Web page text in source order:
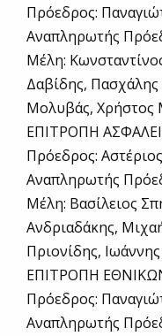
Πρόεδρος:
Αναπληρωτής
Μέλη:
Δαβίδης,
Μολυβάς, Χρήστος
ΕΠΙΤΡΟΠΗ
Πρόεδρος:
Αναπληρωτής
Μέλη: Βασίλειος
Ανδριαδάκης,
Πριονίδης,
ΕΠΙΤΡΟΠΗ
Πρόεδρος:
Αναπληρωτής